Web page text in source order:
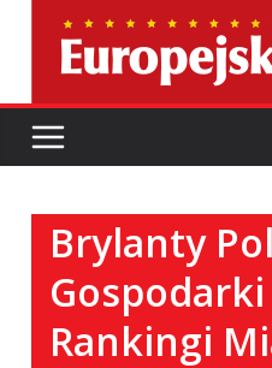
Brylanty
Gospodarki
Rankingi